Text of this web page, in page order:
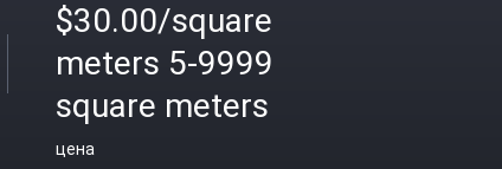
$30.00/square
meters 5-9999
square meters
цена